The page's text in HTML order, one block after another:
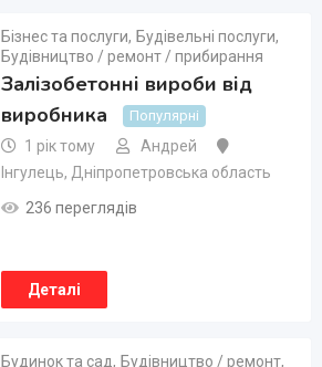
Бізнес та послуги, Будівельні послуги,
Будівництво / ремонт / прибирання
Залізобетонні вироби від
виробника
Популярні
1 рік тому
Андрей
Інгулець, Дніпропетровська область
236 переглядів
Деталі
Будинок та сад, Будівництво / ремонт,